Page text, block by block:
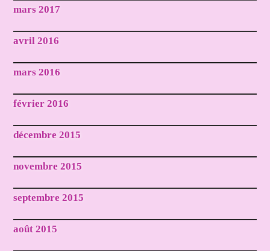
mars 2017
avril 2016
mars 2016
février 2016
décembre 2015
novembre 2015
septembre 2015
août 2015